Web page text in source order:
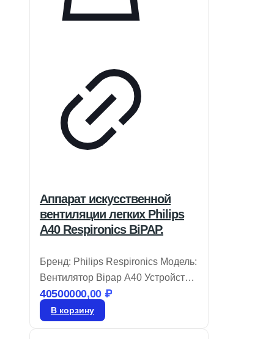
Аппарат искусственной
вентиляции легких Philips
A40 Respironics BiPAP.
Бренд: Philips Respironics Модель:
Вентилятор Bipap A40 Устройство
Philips Respironics BiPAP A40
разработано для удобства в
40500000,00 ₽
В корзину